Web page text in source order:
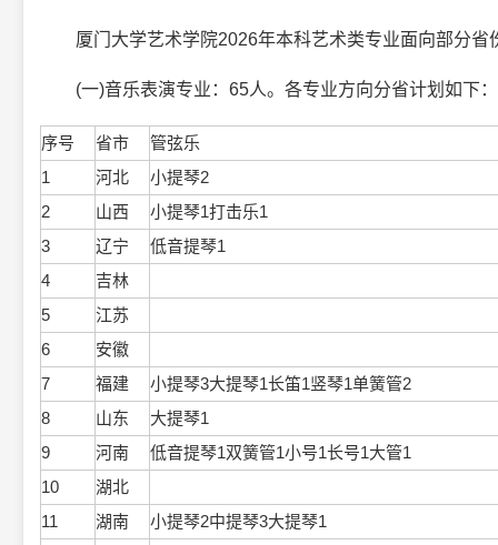
厦门大学艺术学院2026年本科艺术类专业面向部分省
(一)音乐表演专业：65人。各专业方向分省计划如下：
序号 省市
管弦乐
1
河北
小提琴2
2
山西
小提琴1打击乐1
3
辽宁
低音提琴1
4
吉林
5
江苏
6
安徽
7
福建
小提琴3大提琴1长笛1竖琴1单簧管2
8
山东
大提琴1
9
河南
低音提琴1双簧管1小号1长号1大管1
10
湖北
11
湖南
小提琴2中提琴3大提琴1